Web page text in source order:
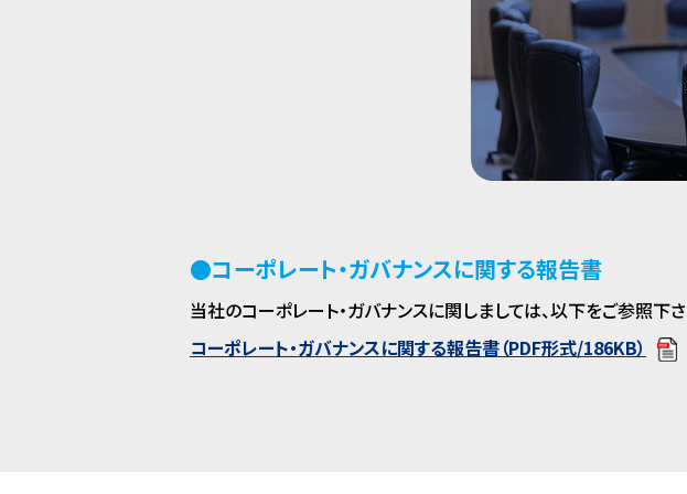
●コーポレート・ガバナンスに関する報告書
当社のコーポレート・ガバナンスに関しましては、以下をご参照下さ
コーポレート・ガバナンスに関する報告書（PDF形式/186KB）